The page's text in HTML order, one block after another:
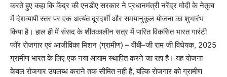
करते हुए कहा कि केंद्र की एनडीए सरकार ने प्रधानमंत्री नरेंद्र मोदी के नेतृत्व
में देशव्यापी स्तर पर एक अत्यंत दूरदर्शी और समयानुकूल योजना का शुभारंभ
किया है। हाल ही में संसद के शीतकालीन सत्र में पारित विकसित भारत गारंटी
फॉर रोजगार एवं आजीविका मिशन (ग्रामीण) – वीबी–जी राम जी विधेयक, 2025
ग्रामीण भारत के लिए एक नया आयाम स्थापित करने जा रहा है। यह योजना
केवल रोजगार उपलब्ध कराने तक सीमित नहीं है, बल्कि रोजगार को ग्रामीण